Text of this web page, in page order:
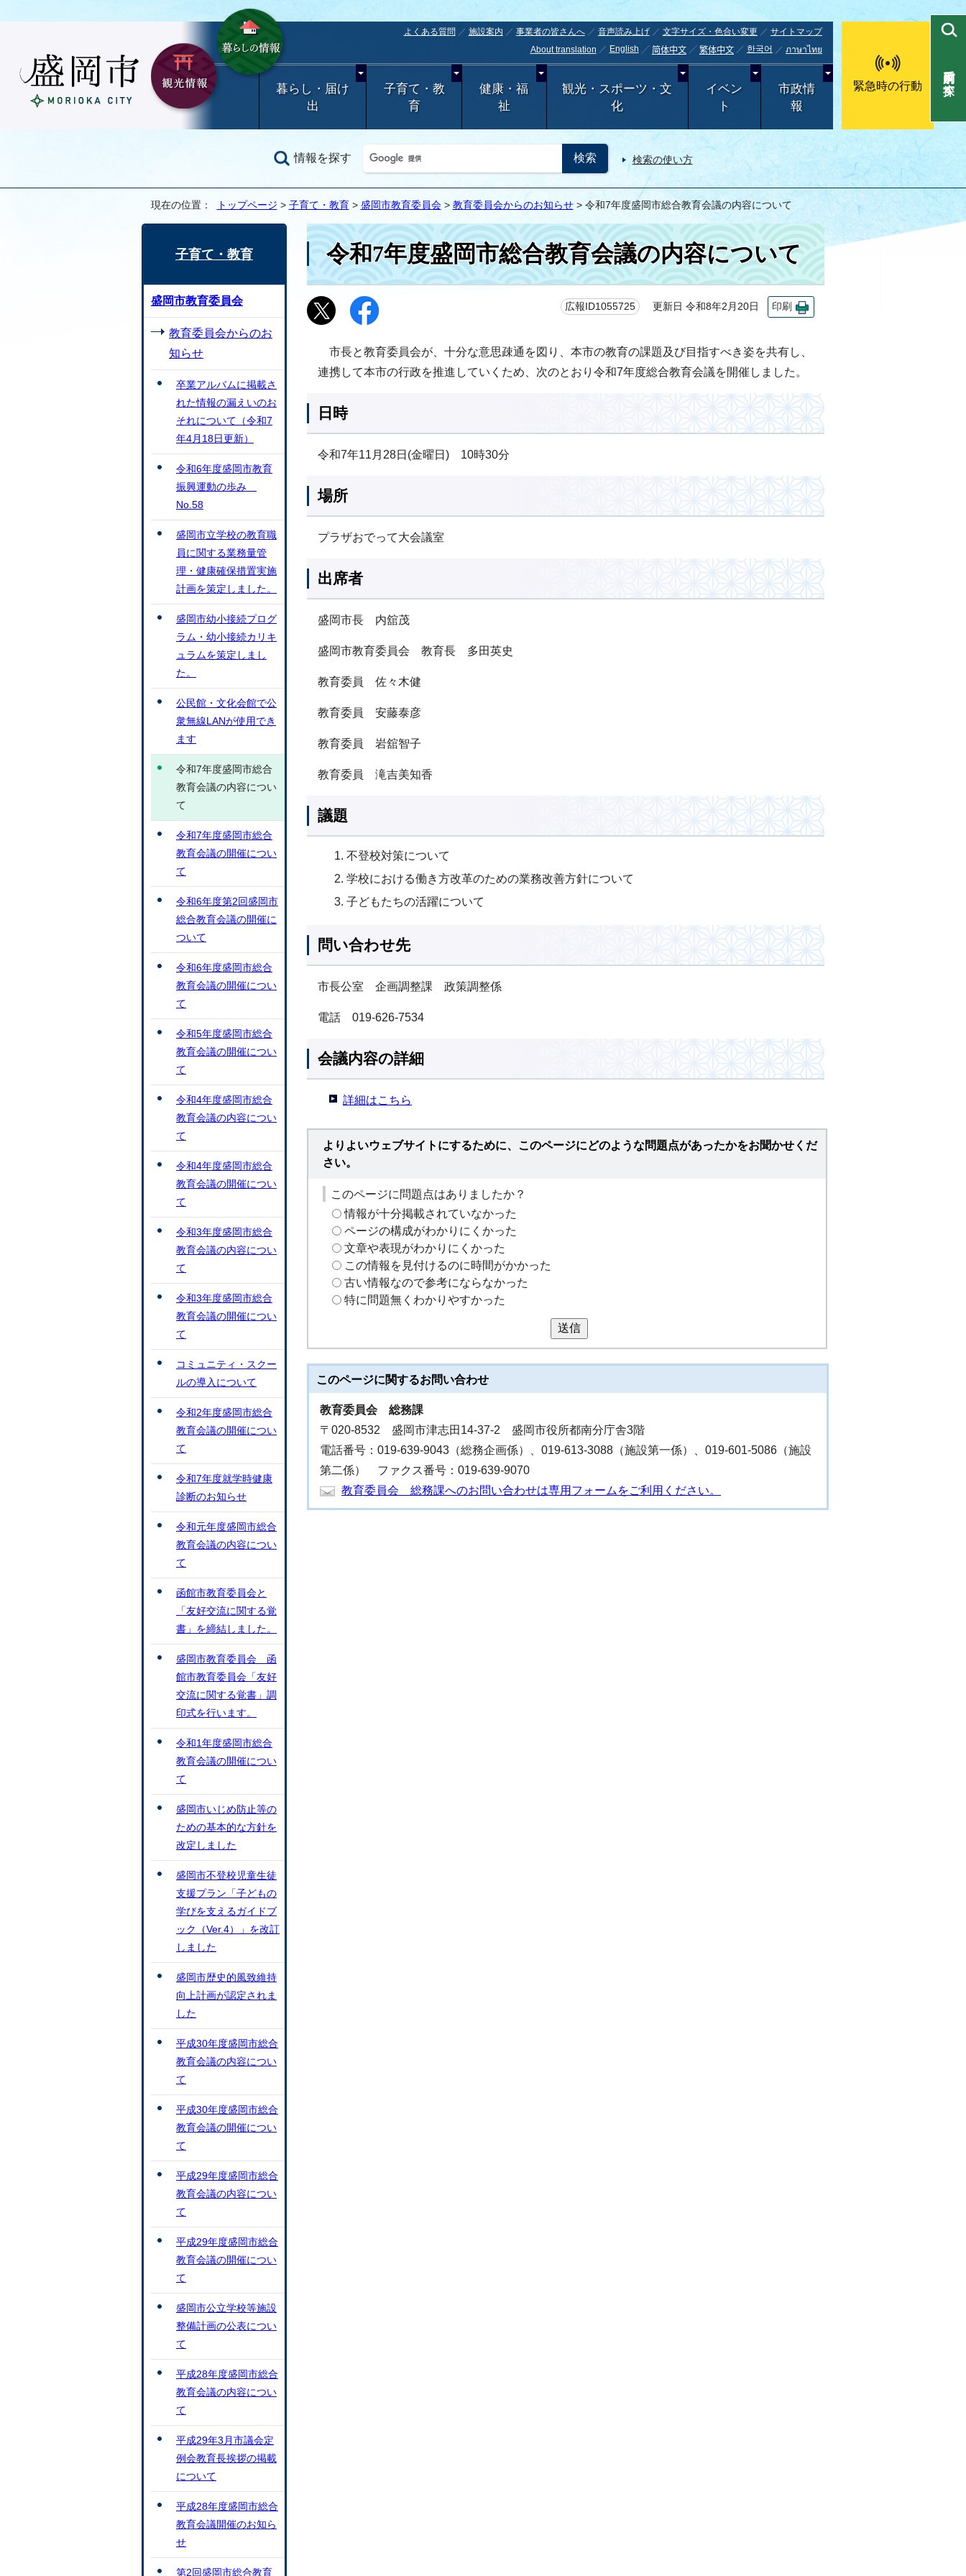
よくある質問 施設案内 事業者の皆さんへ 音声読み上げ 文字サイズ・色合い変更
サイトマップ
About translation
English 简体中文 繁体中文 한국어 ภาษาไทย
暮らし・届け
出
子育て・教
育
健康・福
祉
観光・スポーツ・文
化
イベン
ト
市政情
報
緊急時の行動
情報を探す 検索の使い方
目的別で探す
現在の位置： トップページ > 子育て・教育> 盛岡市教育委員会> 教育委員会からのお知らせ> 令和7年度盛岡市総合教育会議の内容について
令和7年度盛岡市総合教育会議の内容について
広報ID1055725 更新日 令和8年2月20日 印刷
市長と教育委員会が、十分な意思疎通を図り、本市の教育の課題及び目指すべき姿を共有し、
連携して本市の行政を推進していくため、次のとおり令和7年度総合教育会議を開催しました。
日時
令和7年11月28日(金曜日) 10時30分
場所
プラザおでって大会議室
出席者
盛岡市長 内舘茂
盛岡市教育委員会 教育長 多田英史
教育委員 佐々木健
教育委員 安藤泰彦
教育委員 岩舘智子
教育委員 滝吉美知香
議題
不登校対策について
学校における働き方改革のための業務改善方針について
子どもたちの活躍について
問い合わせ先
市長公室 企画調整課 政策調整係
電話 019-626-7534
会議内容の詳細
詳細はこちら
よりよいウェブサイトにするために、このページにどのような問題点があったかをお聞かせくだ
さい。
このページに問題点はありましたか？
情報が十分掲載されていなかった
ページの構成がわかりにくかった
文章や表現がわかりにくかった
この情報を見付けるのに時間がかかった
古い情報なので参考にならなかった
特に問題無くわかりやすかった
送信
このページに関するお問い合わせ
教育委員会 総務課
〒020-8532 盛岡市津志田14-37-2 盛岡市役所都南分庁舎3階
電話番号：019-639-9043（総務企画係）、019-613-3088（施設第一係）、019-601-5086（施設
第二係） ファクス番号：019-639-9070
教育委員会 総務課へのお問い合わせは専用フォームをご利用ください。
子育て・教育
盛岡市教育委員会
教育委員会からのお
知らせ
卒業アルバムに掲載さ
れた情報の漏えいのお
それについて（令和7
年4月18日更新）
令和6年度盛岡市教育
振興運動の歩み
No.58
盛岡市立学校の教育職
員に関する業務量管
理・健康確保措置実施
計画を策定しました。
盛岡市幼小接続プログ
ラム・幼小接続カリキ
ュラムを策定しまし
た。
公民館・文化会館で公
衆無線LANが使用でき
ます
令和7年度盛岡市総合
教育会議の内容につい
て
令和7年度盛岡市総合
教育会議の開催につい
て
令和6年度第2回盛岡市
総合教育会議の開催に
ついて
令和6年度盛岡市総合
教育会議の開催につい
て
令和5年度盛岡市総合
教育会議の開催につい
て
令和4年度盛岡市総合
教育会議の内容につい
て
令和4年度盛岡市総合
教育会議の開催につい
て
令和3年度盛岡市総合
教育会議の内容につい
て
令和3年度盛岡市総合
教育会議の開催につい
て
コミュニティ・スクー
ルの導入について
令和2年度盛岡市総合
教育会議の開催につい
て
令和7年度就学時健康
診断のお知らせ
令和元年度盛岡市総合
教育会議の内容につい
て
函館市教育委員会と
「友好交流に関する覚
書」を締結しました。
盛岡市教育委員会 函
館市教育委員会「友好
交流に関する覚書」調
印式を行います。
令和1年度盛岡市総合
教育会議の開催につい
て
盛岡市いじめ防止等の
ための基本的な方針を
改定しました
盛岡市不登校児童生徒
支援プラン「子どもの
学びを支えるガイドブ
ック（Ver.4）」を改訂
しました
盛岡市歴史的風致維持
向上計画が認定されま
した
平成30年度盛岡市総合
教育会議の内容につい
て
平成30年度盛岡市総合
教育会議の開催につい
て
平成29年度盛岡市総合
教育会議の内容につい
て
平成29年度盛岡市総合
教育会議の開催につい
て
盛岡市公立学校等施設
整備計画の公表につい
て
平成28年度盛岡市総合
教育会議の内容につい
て
平成29年3月市議会定
例会教育長挨拶の掲載
について
平成28年度盛岡市総合
教育会議開催のお知ら
せ
第2回盛岡市総合教育